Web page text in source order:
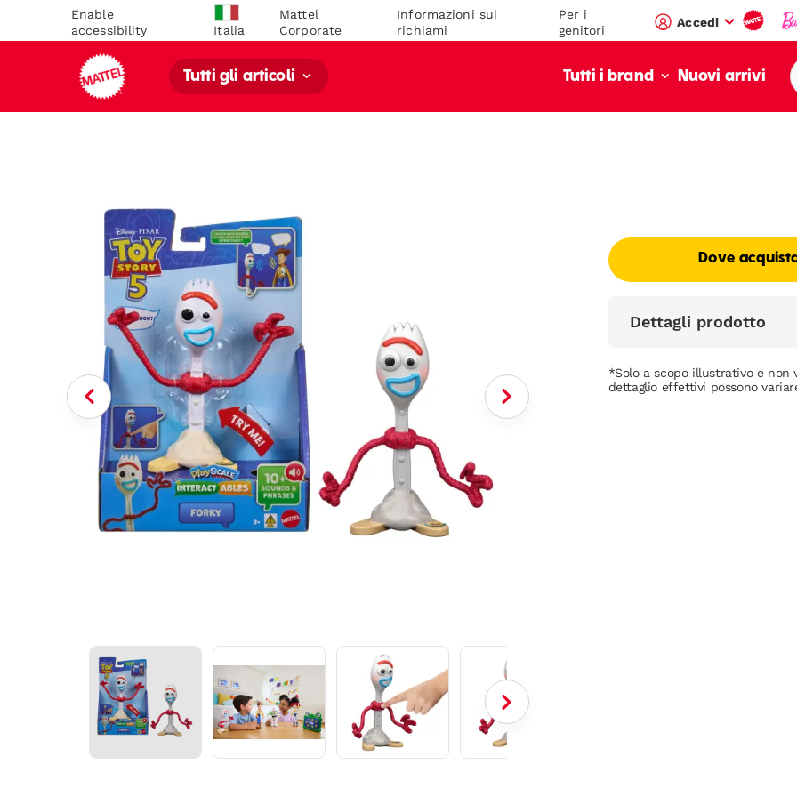
Enable
accessibility
Italia
Mattel
Corporate
Informazioni sui
richiami
Per i
genitori
Accedi
Tutti gli articoli Tutti i brand Nuovi arrivi
Dove
Dettagli prodotto
*Solo a scopo illustrativo e non
dettaglio effettivi possono